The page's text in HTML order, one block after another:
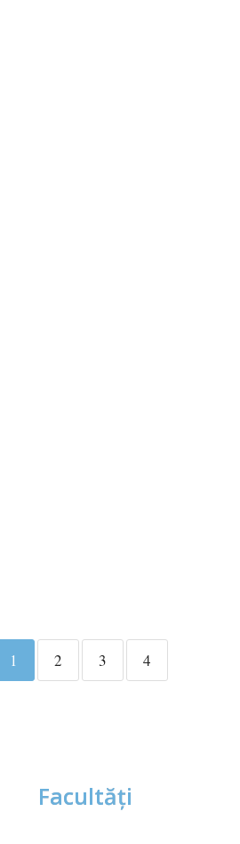
1 2 3 4
Facultăţi